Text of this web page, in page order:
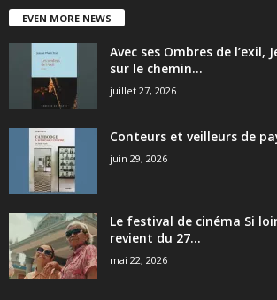
EVEN MORE NEWS
Avec ses Ombres de l’exil,
sur le chemin...
juillet 27, 2026
Conteurs et veilleurs de
juin 29, 2026
Le festival de cinéma Si
revient du 27...
mai 22, 2026